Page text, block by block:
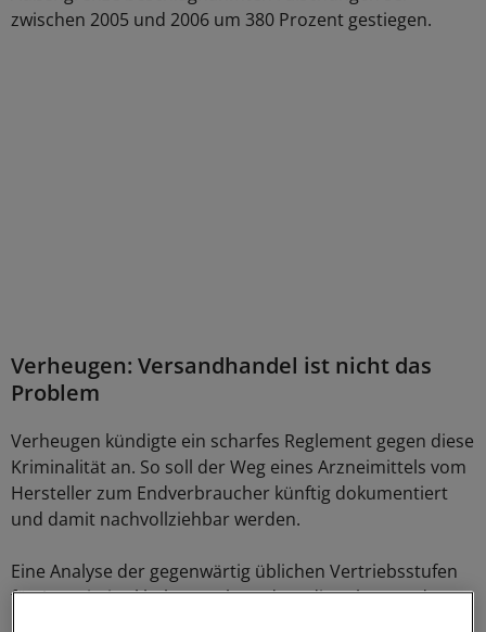
zwischen 2005 und 2006 um 380 Prozent gestiegen.
Verheugen: Versandhandel ist nicht das
Problem
Verheugen kündigte ein scharfes Reglement gegen diese
Kriminalität an. So soll der Weg eines Arzneimittels vom
Hersteller zum Endverbraucher künftig dokumentiert
und damit nachvollziehbar werden.
Eine Analyse der gegenwärtig üblichen Vertriebsstufen
für Arzneimittel habe ergeben, dass diese lang und